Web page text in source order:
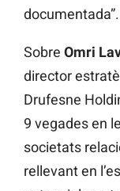
documentada”.
Sobre Omri
director
Drufesne
9 vegades en
societats
rellevant en